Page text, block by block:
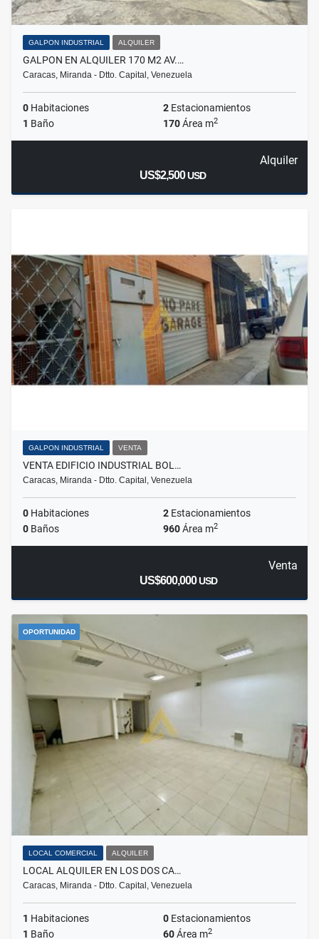
GALPON INDUSTRIAL ALQUILER
GALPON EN ALQUILER 170 M2 AV.…
Caracas, Miranda - Dtto. Capital, Venezuela
0 Habitaciones 2 Estacionamientos
1 Baño 170Área m2
Alquiler
US$2,500USD
GALPON INDUSTRIAL VENTA
VENTA EDIFICIO INDUSTRIAL BOL…
Caracas, Miranda - Dtto. Capital, Venezuela
0 Habitaciones 2 Estacionamientos
0 Baños 960Área m2
Venta
US$600,000USD
OPORTUNIDAD
LOCAL COMERCIAL ALQUILER
LOCAL ALQUILER EN LOS DOS CA…
Caracas, Miranda - Dtto. Capital, Venezuela
1 Habitaciones 0 Estacionamientos
1 Baño 60Área m2